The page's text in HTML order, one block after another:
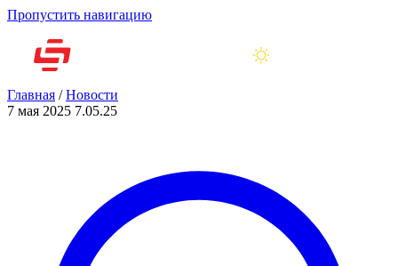
Пропустить навигацию
Главная /Новости
7 мая 2025 7.05.25